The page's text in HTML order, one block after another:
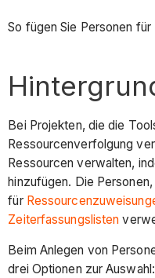
So fügen Sie Personen
Bei Projekten, die die
Ressourcenverfolgung
Ressourcen verwalten,
hinzufügen. Die
für
Zeiterfassungslisten
Beim Anlegen von
drei Optionen zur